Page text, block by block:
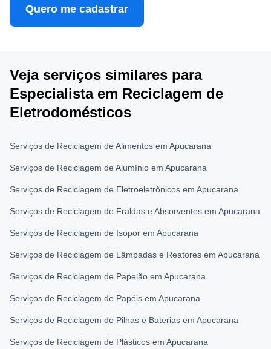
Quero me cadastrar
Veja serviços similares para
Especialista em Reciclagem de
Eletrodomésticos
Serviços de Reciclagem de Alimentos em Apucarana
Serviços de Reciclagem de Alumínio em Apucarana
Serviços de Reciclagem de Eletroeletrônicos em Apucarana
Serviços de Reciclagem de Fraldas e Absorventes em Apucarana
Serviços de Reciclagem de Isopor em Apucarana
Serviços de Reciclagem de Lâmpadas e Reatores em Apucarana
Serviços de Reciclagem de Papelão em Apucarana
Serviços de Reciclagem de Papéis em Apucarana
Serviços de Reciclagem de Pilhas e Baterias em Apucarana
Serviços de Reciclagem de Plásticos em Apucarana